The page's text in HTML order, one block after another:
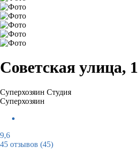
Советская улица,
Суперхозяин Студия
Суперхозяин
9,6
45 отзывов (45)